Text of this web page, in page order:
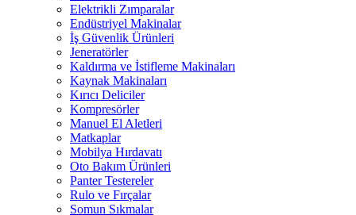
Elektrikli Zımparalar
Endüstriyel Makinalar
İş Güvenlik Ürünleri
Jeneratörler
Kaldırma ve İstifleme Makinaları
Kaynak Makinaları
Kırıcı Deliciler
Kompresörler
Manuel El Aletleri
Matkaplar
Mobilya Hırdavatı
Oto Bakım Ürünleri
Panter Testereler
Rulo ve Fırçalar
Somun Sıkmalar